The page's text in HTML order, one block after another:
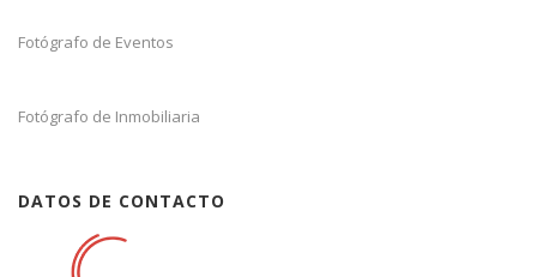
Fotógrafo de Eventos
Fotógrafo de Inmobiliaria
DATOS DE CONTACTO